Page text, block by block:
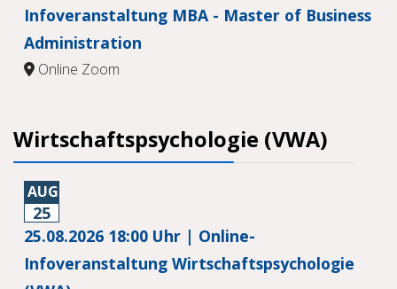
Infoveranstaltung MBA - Master of Business
Administration
Online Zoom
Wirtschaftspsychologie (VWA)
AUG.
25
25.08.2026 18:00 Uhr | Online-
Infoveranstaltung Wirtschaftspsychologie